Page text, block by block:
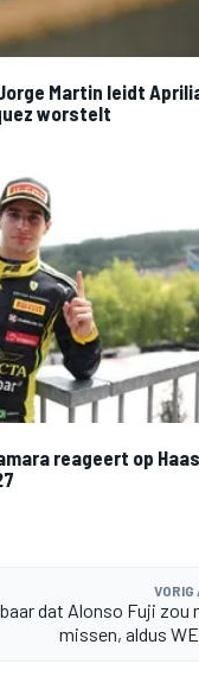
Martin leidt
worstelt
reageert op
dat Alonso Fuji zou
missen, aldus